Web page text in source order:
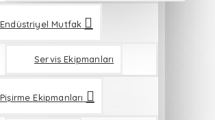
Endüstriyel Mutfak
Servis Ekipmanları
Pişirme Ekipmanları